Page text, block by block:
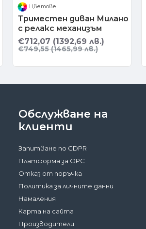
Цветове
Триместен диван Милано
с релакс механизъм
€712,07 (1392,69 лв.)
€749,55 (1465,99 лв.)
Обслужване на
клиенти
Запитване по GDPR
Платформа за ОРС
Отказ от поръчка
Политика за личните данни
Намаления
Карта на сайта
Производители